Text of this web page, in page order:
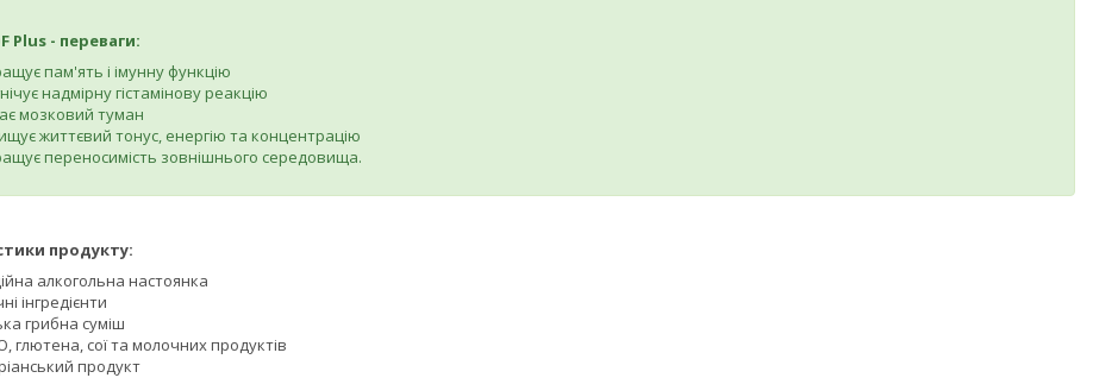
Plus - переваги:
пам'ять і імунну функцію
надмірну гістамінову реакцію
мозковий туман
життєвий тонус, енергію та концентрацію
переносимість зовнішнього середовища.
продукту:
алкогольна настоянка
інгредієнти
грибна суміш
глютена, сої та молочних продуктів
продукт